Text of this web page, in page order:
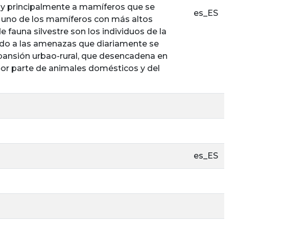
principalmente a mamíferos que se
de los mamíferos con más altos
fauna silvestre son los individuos de la
a las amenazas que diariamente se
urbao-rural, que desencadena en
parte de animales domésticos y del
es_ES
es_ES